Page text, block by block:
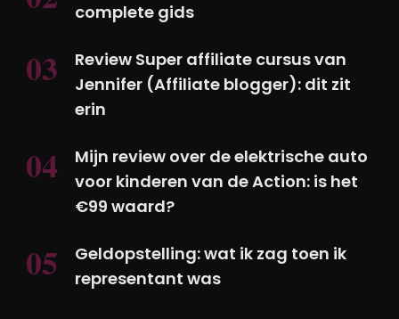
complete gids
Review Super affiliate cursus van
Jennifer (Affiliate blogger): dit zit
erin
Mijn review over de elektrische auto
voor kinderen van de Action: is het
€99 waard?
Geldopstelling: wat ik zag toen ik
representant was